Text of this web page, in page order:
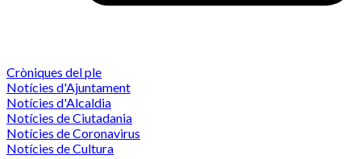
Cròniques del ple
Notícies d'Ajuntament
Notícies d'Alcaldia
Notícies de Ciutadania
Notícies de Coronavirus
Notícies de Cultura